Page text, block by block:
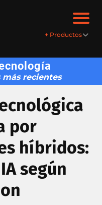
+ Productos
más recientes
por
híbridos:
según